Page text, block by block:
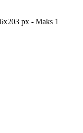
px - Maks 1